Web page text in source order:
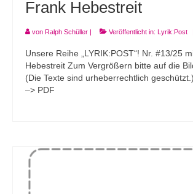
Frank Hebestreit
von Ralph Schüller | Veröffentlicht in: Lyrik:Post
Unsere Reihe „LYRIK:POST“! Nr. #13/25
Hebestreit Zum Vergrößern bitte auf die
(Die Texte sind urheberrechtlich
–> PDF